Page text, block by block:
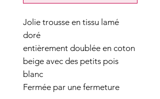
Jolie trousse en tissu lamé
doré
entièrement doublée en coton
beige avec des petits pois
blanc
Fermée par une fermeture